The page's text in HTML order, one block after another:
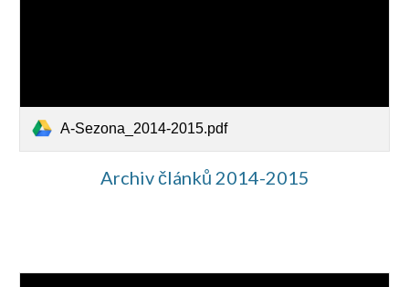
A-Sezona_2014-2015.pdf
Archiv článků 2014-2015